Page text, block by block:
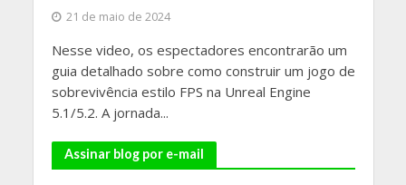
21 de maio de 2024
Nesse video, os espectadores encontrarão um
guia detalhado sobre como construir um jogo de
sobrevivência estilo FPS na Unreal Engine
5.1/5.2. A jornada...
Assinar blog por e-mail